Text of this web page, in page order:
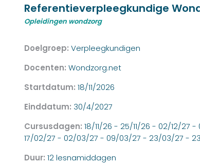
Referentieverpleegkundige
Opleidingen wondzorg
Doelgroep: Verpleegkundigen
Docenten: Wondzorg.net
Startdatum: 18/11/2026
Einddatum: 30/4/2027
Cursusdagen: 18/11/26 - 25/11/26 - 02/12/27
17/02/27 - 02/03/27 - 09/03/27 - 23/03/27 -
Duur: 12 lesnamiddagen